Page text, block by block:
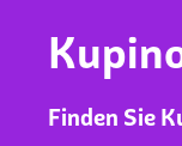
Finden Sie